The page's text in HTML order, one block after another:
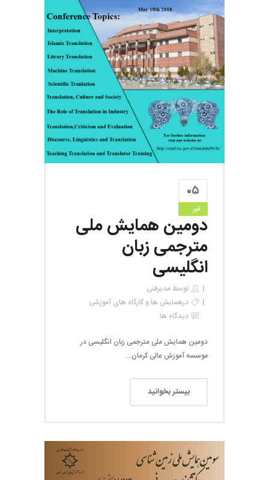
۰۵
تیر
دومین همایش ملی
مترجمی زبان
انگلیسی
توسطمدیرفنی
درهمایش ها و کارگاه های آموزشی
دیدگاه ها
دومین همایش ملی مترجمی زبان انگلیسی در
موسسه آموزش عالی کرمان...
بیستر بخوانید